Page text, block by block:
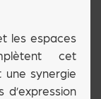
les espaces
cet
une synergie